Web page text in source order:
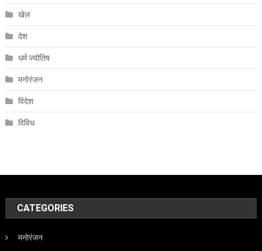
खेल
देश
धर्म ज्योतिष
मनोरंजन
विदेश
विविध
CATEGORIES
मनोरंजन